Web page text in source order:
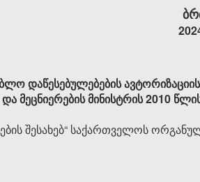
დაწესებულებების
მეცნიერების მინისტრის 2010
შესახებ“ საქართველოს